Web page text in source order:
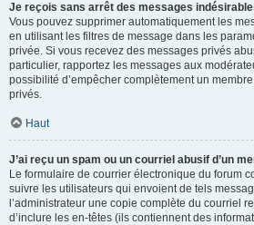
Je reçois sans arrêt des messages
Vous pouvez supprimer automatiquement les
en utilisant les filtres de message dans les
privée. Si vous recevez des messages privés
particulier, rapportez les messages aux
possibilité d’empêcher complètement un
privés.
Haut
J’ai reçu un spam ou un courriel abusif d’un
Le formulaire de courrier électronique du forum
suivre les utilisateurs qui envoient de tels
l’administrateur une copie complète du courriel
d’inclure les en-têtes (ils contiennent des